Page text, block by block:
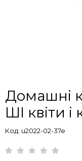
Домашні
ШІ квіти і
Код: u2022-02-37e